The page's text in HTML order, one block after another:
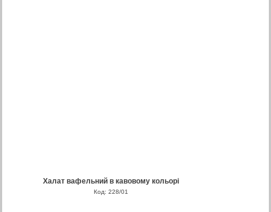
Халат вафельний в кавовому кольорі
Код: 228/01